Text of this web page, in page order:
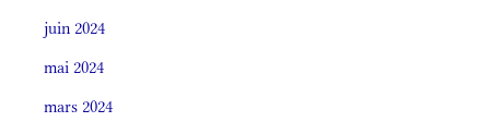
juin 2024
mai 2024
mars 2024